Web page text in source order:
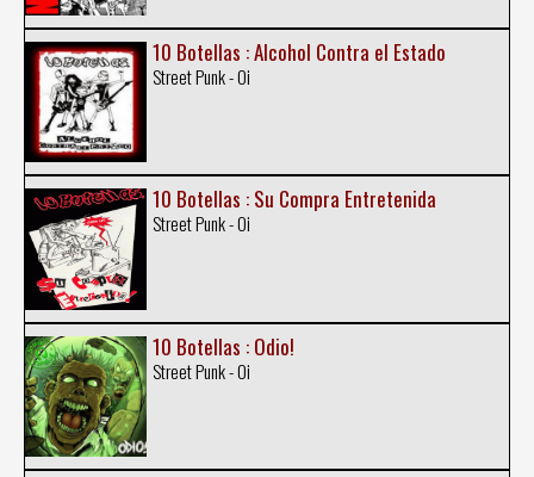
10 Botellas : Alcohol Contra el Estado
Street Punk - Oi
10 Botellas : Su Compra Entretenida
Street Punk - Oi
10 Botellas : Odio!
Street Punk - Oi